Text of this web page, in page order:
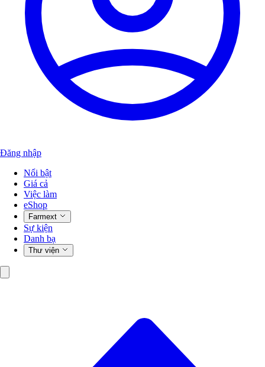
Đăng nhập
Nổi bật
Giá cả
Việc làm
eShop
Farmext
Sự kiện
Danh bạ
Thư viện